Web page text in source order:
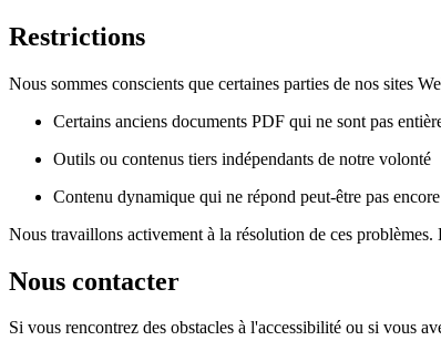
Restrictions
Nous sommes conscients que certaines parties de nos sites
Certains anciens documents PDF qui ne sont pas
Outils ou contenus tiers indépendants de notre volonté
Contenu dynamique qui ne répond peut-être pas
Nous travaillons activement à la résolution de ces problèmes.
Nous contacter
Si vous rencontrez des obstacles à l'accessibilité ou si vous